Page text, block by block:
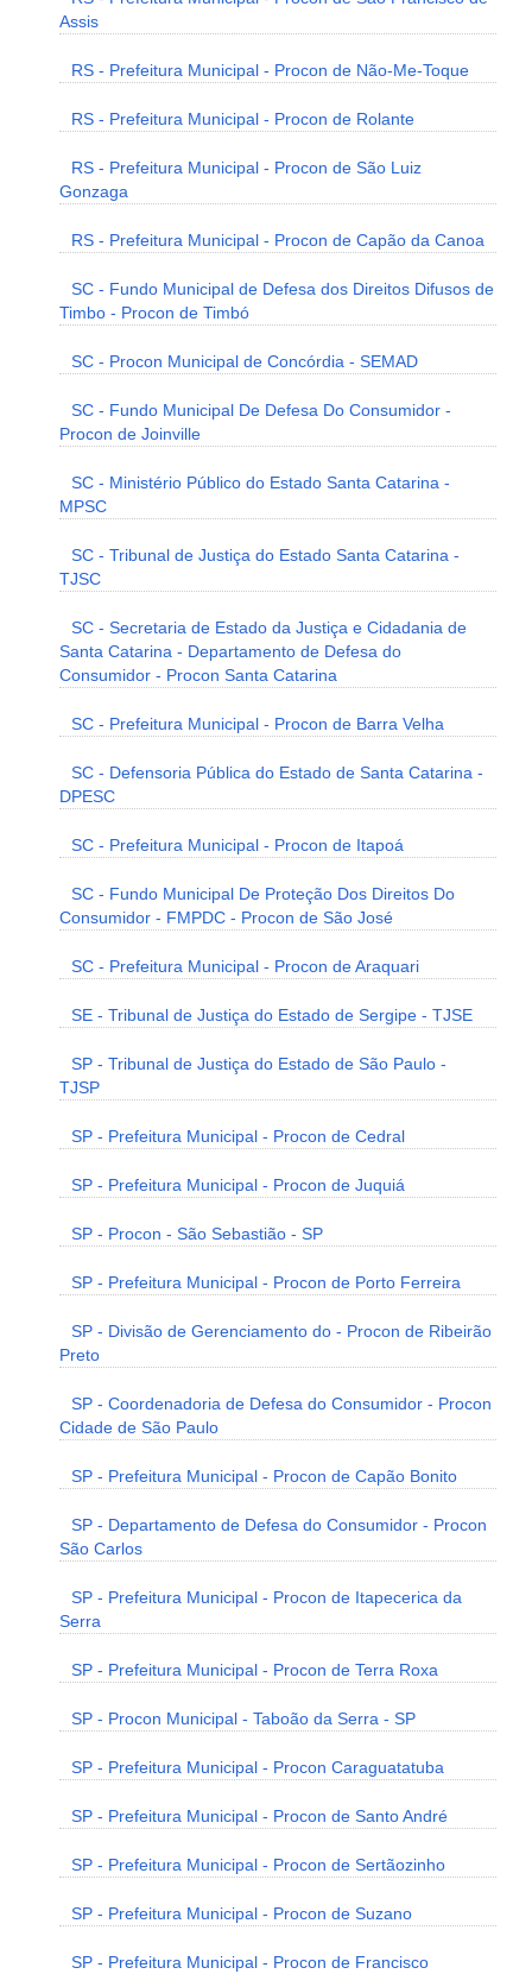
Assis
RS - Prefeitura Municipal - Procon de Não-Me-Toque
RS - Prefeitura Municipal - Procon de Rolante
RS - Prefeitura Municipal - Procon de São Luiz
Gonzaga
RS - Prefeitura Municipal - Procon de Capão da Canoa
SC - Fundo Municipal de Defesa dos Direitos Difusos de
Timbo - Procon de Timbó
SC - Procon Municipal de Concórdia - SEMAD
SC - Fundo Municipal De Defesa Do Consumidor -
Procon de Joinville
SC - Ministério Público do Estado Santa Catarina -
MPSC
SC - Tribunal de Justiça do Estado Santa Catarina -
TJSC
SC - Secretaria de Estado da Justiça e Cidadania de
Santa Catarina - Departamento de Defesa do
Consumidor - Procon Santa Catarina
SC - Prefeitura Municipal - Procon de Barra Velha
SC - Defensoria Pública do Estado de Santa Catarina -
DPESC
SC - Prefeitura Municipal - Procon de Itapoá
SC - Fundo Municipal De Proteção Dos Direitos Do
Consumidor - FMPDC - Procon de São José
SC - Prefeitura Municipal - Procon de Araquari
SE - Tribunal de Justiça do Estado de Sergipe - TJSE
SP - Tribunal de Justiça do Estado de São Paulo -
TJSP
SP - Prefeitura Municipal - Procon de Cedral
SP - Prefeitura Municipal - Procon de Juquiá
SP - Procon - São Sebastião - SP
SP - Prefeitura Municipal - Procon de Porto Ferreira
SP - Divisão de Gerenciamento do - Procon de Ribeirão
Preto
SP - Coordenadoria de Defesa do Consumidor - Procon
Cidade de São Paulo
SP - Prefeitura Municipal - Procon de Capão Bonito
SP - Departamento de Defesa do Consumidor - Procon
São Carlos
SP - Prefeitura Municipal - Procon de Itapecerica da
Serra
SP - Prefeitura Municipal - Procon de Terra Roxa
SP - Procon Municipal - Taboão da Serra - SP
SP - Prefeitura Municipal - Procon Caraguatatuba
SP - Prefeitura Municipal - Procon de Santo André
SP - Prefeitura Municipal - Procon de Sertãozinho
SP - Prefeitura Municipal - Procon de Suzano
SP - Prefeitura Municipal - Procon de Francisco